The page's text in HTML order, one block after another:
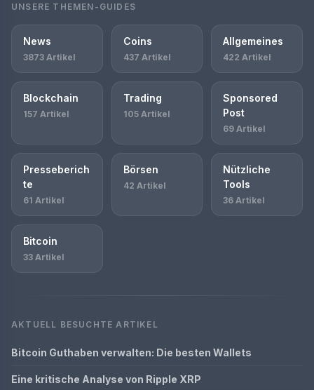
UNSERE THEMEN-GUIDES
News
3873 Artikel
Coins
437 Artikel
Allgemeines
422 Artikel
Blockchain
157 Artikel
Trading
105 Artikel
Sponsored
Post
69 Artikel
Presseberich
te
61 Artikel
Börsen
42 Artikel
Nützliche
Tools
36 Artikel
Bitcoin
33 Artikel
AKTUELL BESUCHTE ARTIKEL
Bitcoin Guthaben verwalten: Die besten Wallets
Eine kritische Analyse von Ripple XRP